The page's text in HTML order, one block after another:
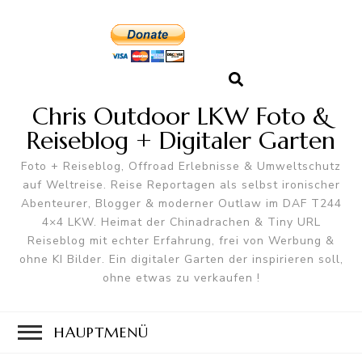
Chris Outdoor LKW Foto &
Reiseblog + Digitaler Garten
Foto + Reiseblog, Offroad Erlebnisse & Umweltschutz
auf Weltreise. Reise Reportagen als selbst ironischer
Abenteurer, Blogger & moderner Outlaw im DAF T244
4×4 LKW. Heimat der Chinadrachen & Tiny URL
Reiseblog mit echter Erfahrung, frei von Werbung &
ohne KI Bilder. Ein digitaler Garten der inspirieren soll,
ohne etwas zu verkaufen !
HAUPTMENÜ